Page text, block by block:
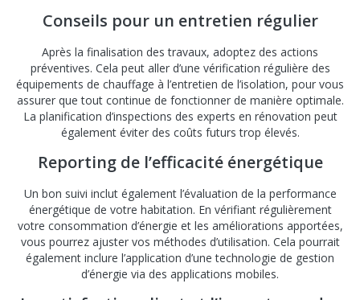
Conseils pour un entretien régulier
Après la finalisation des travaux, adoptez des actions
préventives. Cela peut aller d’une vérification régulière des
équipements de chauffage à l’entretien de l’isolation, pour vous
assurer que tout continue de fonctionner de manière optimale.
La planification d’inspections des experts en rénovation peut
également éviter des coûts futurs trop élevés.
Reporting de l’efficacité énergétique
Un bon suivi inclut également l’évaluation de la performance
énergétique de votre habitation. En vérifiant régulièrement
votre consommation d’énergie et les améliorations apportées,
vous pourrez ajuster vos méthodes d’utilisation. Cela pourrait
également inclure l’application d’une technologie de gestion
d’énergie via des applications mobiles.